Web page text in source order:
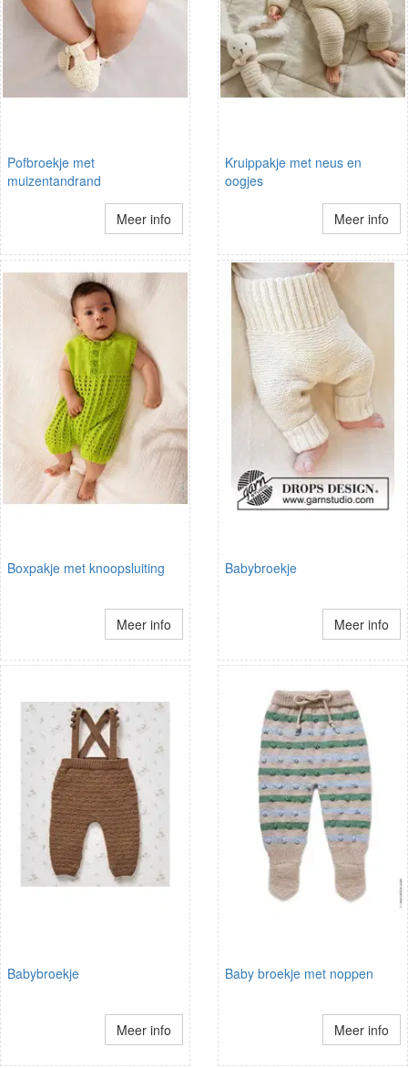
Pofbroekje met
muizentandrand
Meer info
Kruippakje met neus en
oogjes
Meer info
Boxpakje met knoopsluiting
Meer info
Babybroekje
Meer info
Babybroekje
Meer info
Baby broekje met noppen
Meer info